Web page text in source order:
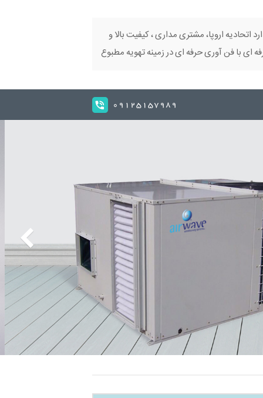
اتحادیه اروپا، مشتری مداری ، کیفیت بالا و
ای با فن آوری حرفه ای در زمینه تهویه مطبوع
09125157989